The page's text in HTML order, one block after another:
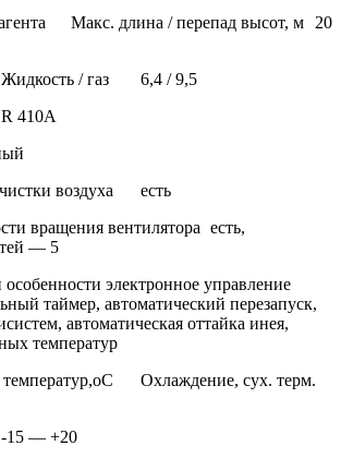
Макс. длина / перепад высот, м
20
Жидкость / газ
6,4 / 9,5
R 410A
воздуха
есть
вращения вентилятора есть,
— 5
электронное управление
таймер, автоматический перезапуск,
автоматическая оттайка инея,
температур
Охлаждение, сух. терм.
-15 — +20